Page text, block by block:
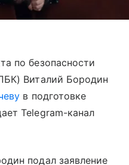
по безопасности
Виталий Бородин
в подготовке
Telegram-канал
подал заявление